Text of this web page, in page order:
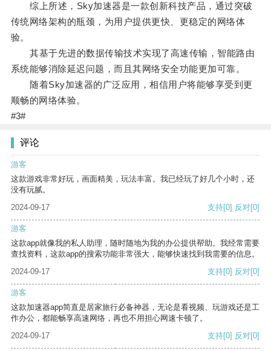
综上所述，Sky加速器是一款创新科技产品，通过突破
传统网络架构的瓶颈，为用户提供更快、更稳定的网络体
验。
其基于先进的数据传输技术实现了高速传输，智能路由
系统能够消除延迟问题，而且其网络安全功能更加可靠。
随着Sky加速器的广泛应用，相信用户将能够享受到更
顺畅的网络体验。
#3#
评论
游客
这款游戏非常好玩，画面精美，玩法丰富。我已经玩了好几个小时，还
没有玩腻。
2024-09-17
支持[0] 反对[0]
游客
这款app就像我的私人助理，随时随地为我的办公提供帮助。我经常需要
查找资料，这款app的搜索功能非常强大，能够快速找到我需要的信息。
2024-09-17
支持[0] 反对[0]
游客
这款加速器app简直是居家旅行必备神器，无论是看视频、玩游戏还是工
作办公，都能畅享高速网络，再也不用担心网速卡顿了。
2024-09-17
支持[0] 反对[0]